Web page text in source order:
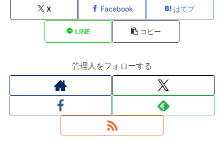
X Facebook はてブ
LINE コピー
管理人をフォローする